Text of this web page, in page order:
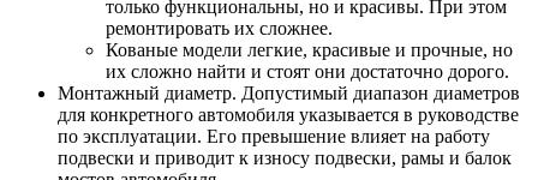
только функциональны, но и красивы. При этом
ремонтировать их сложнее.
Кованые модели легкие, красивые и прочные, но
их сложно найти и стоят они достаточно дорого.
Монтажный диаметр. Допустимый диапазон диаметров
для конкретного автомобиля указывается в руководстве
по эксплуатации. Его превышение влияет на работу
подвески и приводит к износу подвески, рамы и балок